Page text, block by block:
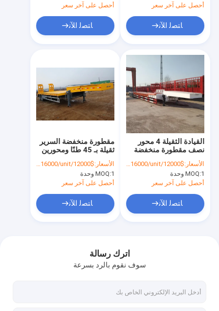
حول بنا
جولة في المعمل
ضبط الجودة
اتصل بنا
أخبار
جميع القضايا
أحصل على آخر سعر
ﺎﺘﺼﻟ ﺍﻶﻧ
أحصل على آخر سعر
ﺎﺘﺼﻟ ﺍﻶﻧ
مقطورة منخفضة السرير
ثقيلة بـ 45 طنًا ومحورين
وتعليق ميكانيكي
الأسعار:$12000/unit-$16000/unit
MOQ:1 وحدة
أحصل على آخر سعر
ﺎﺘﺼﻟ ﺍﻶﻧ
القيادة الثقيلة 4 محور
نصف مقطورة منخفضة
الأسعار:$12000/unit-$16000/unit
MOQ:1 وحدة
أحصل على آخر سعر
ﺎﺘﺼﻟ ﺍﻶﻧ
اترك رسالة
سوف نقوم بالرد بسرعة